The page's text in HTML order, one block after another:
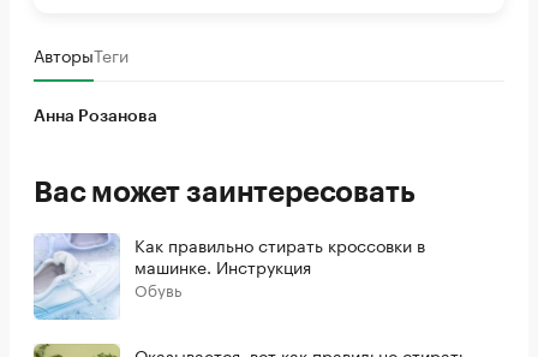
АвторыТеги
Анна Розанова
Вас может заинтересовать
Как правильно стирать кроссовки в
машинке. Инструкция
Обувь